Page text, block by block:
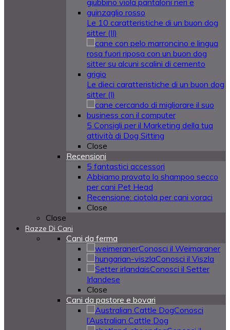
Le 10 caratteristiche di un buon dog
sitter (II)
Le dieci caratteristiche di un buon dog
sitter (I)
5 Consigli per il Marketing della tua
attività di Dog Sitting
Close
Recensioni
5 fantastici accessori
Abbiamo provato lo shampoo secco
per cani Pet Head
Recensione: ciotola per cani voraci
Close
Close
Razze Di Cani
Cani da ferma
Conosci il Weimaraner
Conosci il Viszla
Conosci il Setter
Irlandese
Close
Cani da pastore e bovari
Conosci
l’Australian Cattle Dog